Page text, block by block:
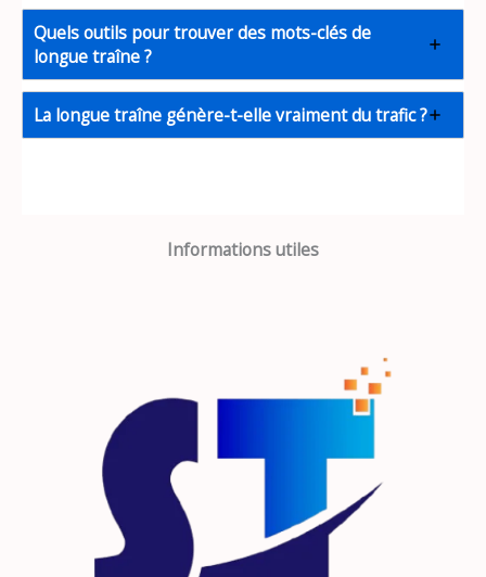
Quels outils pour trouver des mots-clés de
longue traîne ?
La longue traîne génère-t-elle vraiment du trafic ?
Informations utiles